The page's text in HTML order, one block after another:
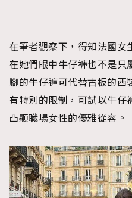
在筆者觀察下，得知法國女
在她們眼中牛仔褲也不是只
腳的牛仔褲可代替古板的西
有特別的限制，可試以牛仔
凸顯職場女性的優雅從容。